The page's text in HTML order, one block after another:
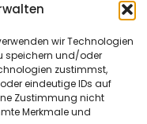
wir Technologien
speichern und/oder
zustimmst,
eindeutige IDs auf
Zustimmung nicht
Merkmale und